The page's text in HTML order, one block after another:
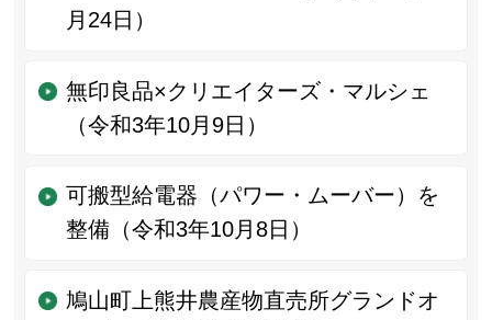
月24日）
無印良品×クリエイターズ・マルシェ
（令和3年10月9日）
可搬型給電器（パワー・ムーバー）を
整備（令和3年10月8日）
鳩山町上熊井農産物直売所グランドオ